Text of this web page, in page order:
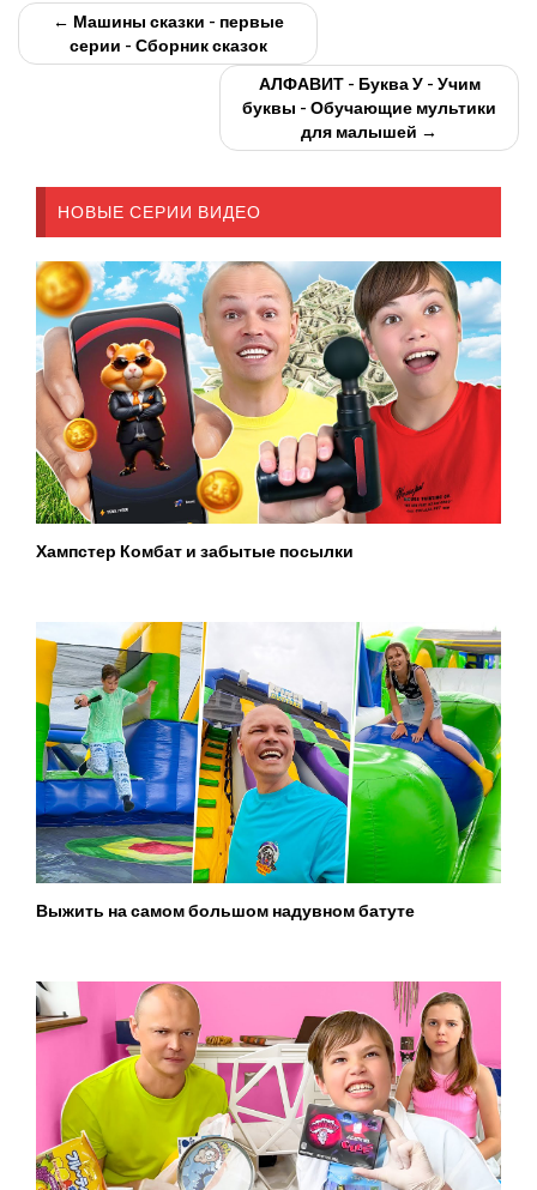
← Машины сказки - первые
серии - Сборник сказок
АЛФАВИТ - Буква У - Учим
буквы - Обучающие мультики
для малышей →
НОВЫЕ СЕРИИ ВИДЕО
Хампстер Комбат и забытые посылки
Выжить на самом большом надувном батуте